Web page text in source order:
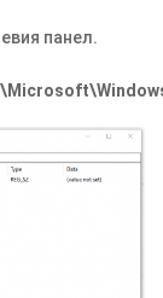
панел.